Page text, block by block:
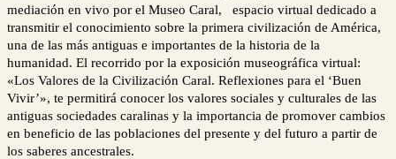
mediación en vivo por el Museo Caral, espacio virtual dedicado a
transmitir el conocimiento sobre la primera civilización de América,
una de las más antiguas e importantes de la historia de la
humanidad. El recorrido por la exposición museográfica virtual:
«Los Valores de la Civilización Caral. Reflexiones para el ‘Buen
Vivir’», te permitirá conocer los valores sociales y culturales de las
antiguas sociedades caralinas y la importancia de promover cambios
en beneficio de las poblaciones del presente y del futuro a partir de
los saberes ancestrales.